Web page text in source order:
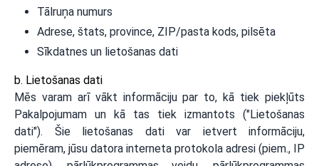
Tālruņa numurs
Adrese, štats, province, ZIP/pasta kods, pilsēta
Sīkdatnes un lietošanas dati
b. Lietošanas dati
Mēs varam arī vākt informāciju par to, kā tiek piekļūts
Pakalpojumam un kā tas tiek izmantots ("Lietošanas
dati"). Šie lietošanas dati var ietvert informāciju,
piemēram, jūsu datora interneta protokola adresi (piem., IP